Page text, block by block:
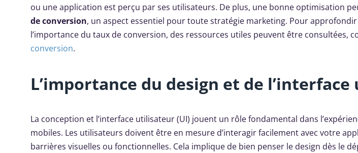
ou une application est perçu par ses utilisateurs. De plus, une bonne optimisation
de conversion, un aspect essentiel pour toute stratégie marketing. Pour
l’importance du taux de conversion, des ressources utiles peuvent être consultées,
conversion.
L’importance du design et de
La conception et l’interface utilisateur (UI) jouent un rôle fondamental dans
mobiles. Les utilisateurs doivent être en mesure d’interagir facilement avec votre
barrières visuelles ou fonctionnelles. Cela implique de bien penser le design dès le